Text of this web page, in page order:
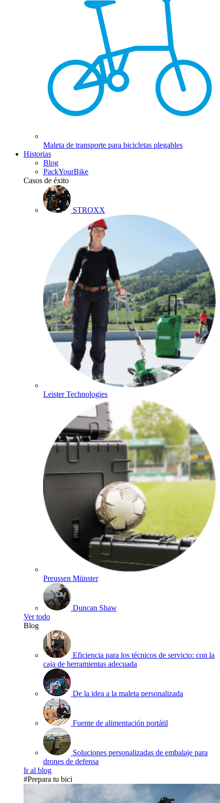
Maleta de transporte para bicicletas plegables
Historias
Blog
PackYourBike
Casos de éxito
STROXX
Leister Technologies
Preussen Münster
Duncan Shaw
Ver todo
Blog
Eficiencia para los técnicos de servicio: con la
caja de herramientas adecuada
De la idea a la maleta personalizada
Fuente de alimentación portátil
Soluciones personalizadas de embalaje para
drones de defensa
Ir al blog
#Prepara tu bici